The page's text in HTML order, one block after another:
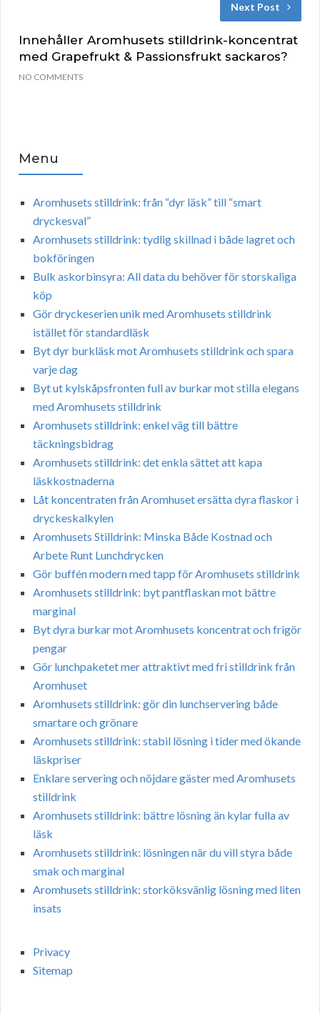
Next Post
Innehåller Aromhusets stilldrink-koncentrat
med Grapefrukt & Passionsfrukt sackaros?
NO COMMENTS
Menu
Aromhusets stilldrink: från “dyr läsk” till “smart
dryckesval”
Aromhusets stilldrink: tydlig skillnad i både lagret och
bokföringen
Bulk askorbinsyra: All data du behöver för storskaliga
köp
Gör dryckeserien unik med Aromhusets stilldrink
istället för standardläsk
Byt dyr burkläsk mot Aromhusets stilldrink och spara
varje dag
Byt ut kylskåpsfronten full av burkar mot stilla elegans
med Aromhusets stilldrink
Aromhusets stilldrink: enkel väg till bättre
täckningsbidrag
Aromhusets stilldrink: det enkla sättet att kapa
läskkostnaderna
Låt koncentraten från Aromhuset ersätta dyra flaskor i
dryckeskalkylen
Aromhusets Stilldrink: Minska Både Kostnad och
Arbete Runt Lunchdrycken
Gör buffén modern med tapp för Aromhusets stilldrink
Aromhusets stilldrink: byt pantflaskan mot bättre
marginal
Byt dyra burkar mot Aromhusets koncentrat och frigör
pengar
Gör lunchpaketet mer attraktivt med fri stilldrink från
Aromhuset
Aromhusets stilldrink: gör din lunchservering både
smartare och grönare
Aromhusets stilldrink: stabil lösning i tider med ökande
läskpriser
Enklare servering och nöjdare gäster med Aromhusets
stilldrink
Aromhusets stilldrink: bättre lösning än kylar fulla av
läsk
Aromhusets stilldrink: lösningen när du vill styra både
smak och marginal
Aromhusets stilldrink: storköksvänlig lösning med liten
insats
Privacy
Sitemap